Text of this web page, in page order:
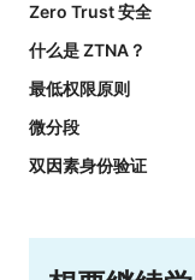
Zero Trust 安全
什么是 ZTNA？
最低权限原则
微分段
双因素身份验证